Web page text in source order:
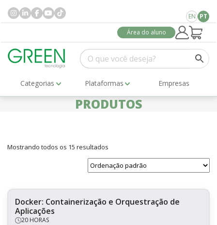
EN PT
Área do aluno
Categorias Plataformas Empresas
PRODUTOS
Mostrando todos os 15 resultados
Docker: Containerização e Orquestração de
Aplicações
20 HORAS